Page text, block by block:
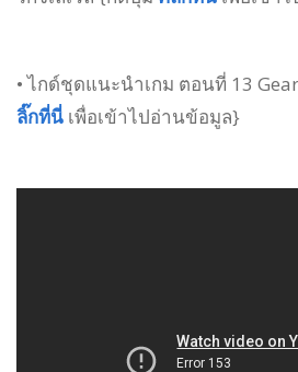
• ไกด์ชุดแนะนำเกม ตอนที่ 13
ลิ๊กที่นี่ เพื่อเข้าไปอ่านข้อมูล}